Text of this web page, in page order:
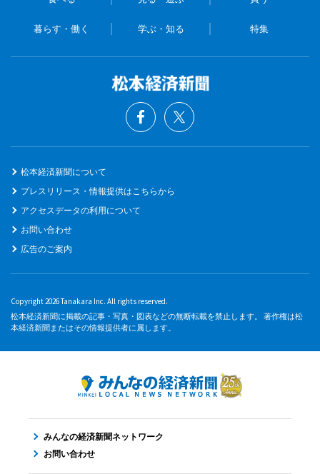
暮らす・働く 学ぶ・知る 特集
松本経済新聞について
プレスリリース・情報提供はこちらから
アクセスデータの利用について
お問い合わせ
広告のご案内
Copyright 2026 Tanakara Inc. All rights reserved.
松本経済新聞に掲載の記事・写真・図表などの無断転載を禁止します。 著作権は松
本経済新聞またはその情報提供者に属します。
みんなの経済新聞ネットワーク
お問い合わせ